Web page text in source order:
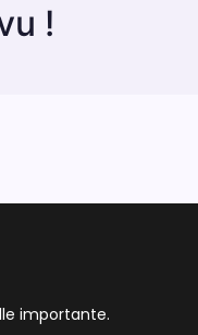
!
importante.